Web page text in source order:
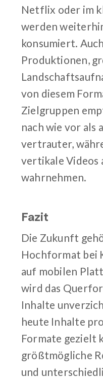
Netflix oder im
werden
konsumiert.
Produktionen,
von diesem
Zielgruppen
nach wie vor als
vertrauter,
vertikale Videos
wahrnehmen.
Fazit
Die Zukunft
Hochformat bei
auf mobilen
wird das
Inhalte
heute Inhalte
Formate gezielt
größtmögliche
und